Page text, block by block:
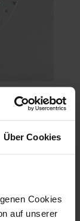
Über Cookies
Cookies
auf unserer